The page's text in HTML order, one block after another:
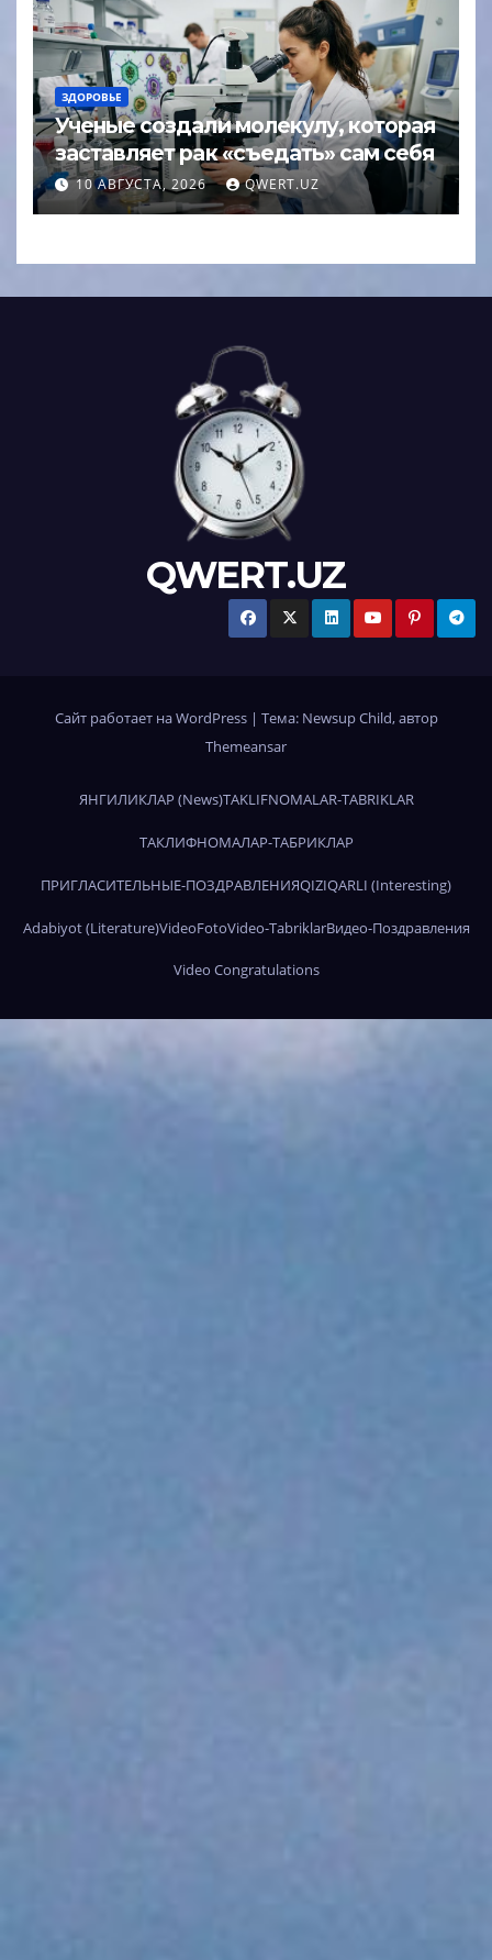
ЗДОРОВЬЕ
Ученые создали молекулу, которая
заставляет рак «съедать» сам себя
10 АВГУСТА, 2026 QWERT.UZ
QWERT.UZ
Сайт работает на WordPress | Тема: Newsup Child, автор
Themeansar
ЯНГИЛИКЛАР (News)TAKLIFNOMALAR-TABRIKLAR
ТАКЛИФНОМАЛАР-ТАБРИКЛАР
ПРИГЛАСИТЕЛЬНЫЕ-ПОЗДРАВЛЕНИЯQIZIQARLI (Interesting)
Adabiyot (Literature)VideoFotoVideo-TabriklarВидео-Поздравления
Video Congratulations